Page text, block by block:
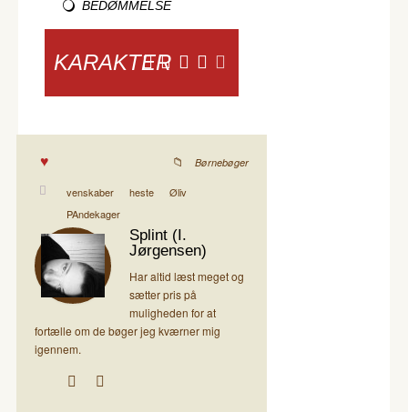
BEDØMMELSE
KARAKTER
Børnebøger
venskaber heste
Øliv
PAndekager
Splint (I.
Jørgensen)
Har altid læst meget og
sætter pris på
muligheden for at
fortælle om de bøger jeg kværner mig
igennem.